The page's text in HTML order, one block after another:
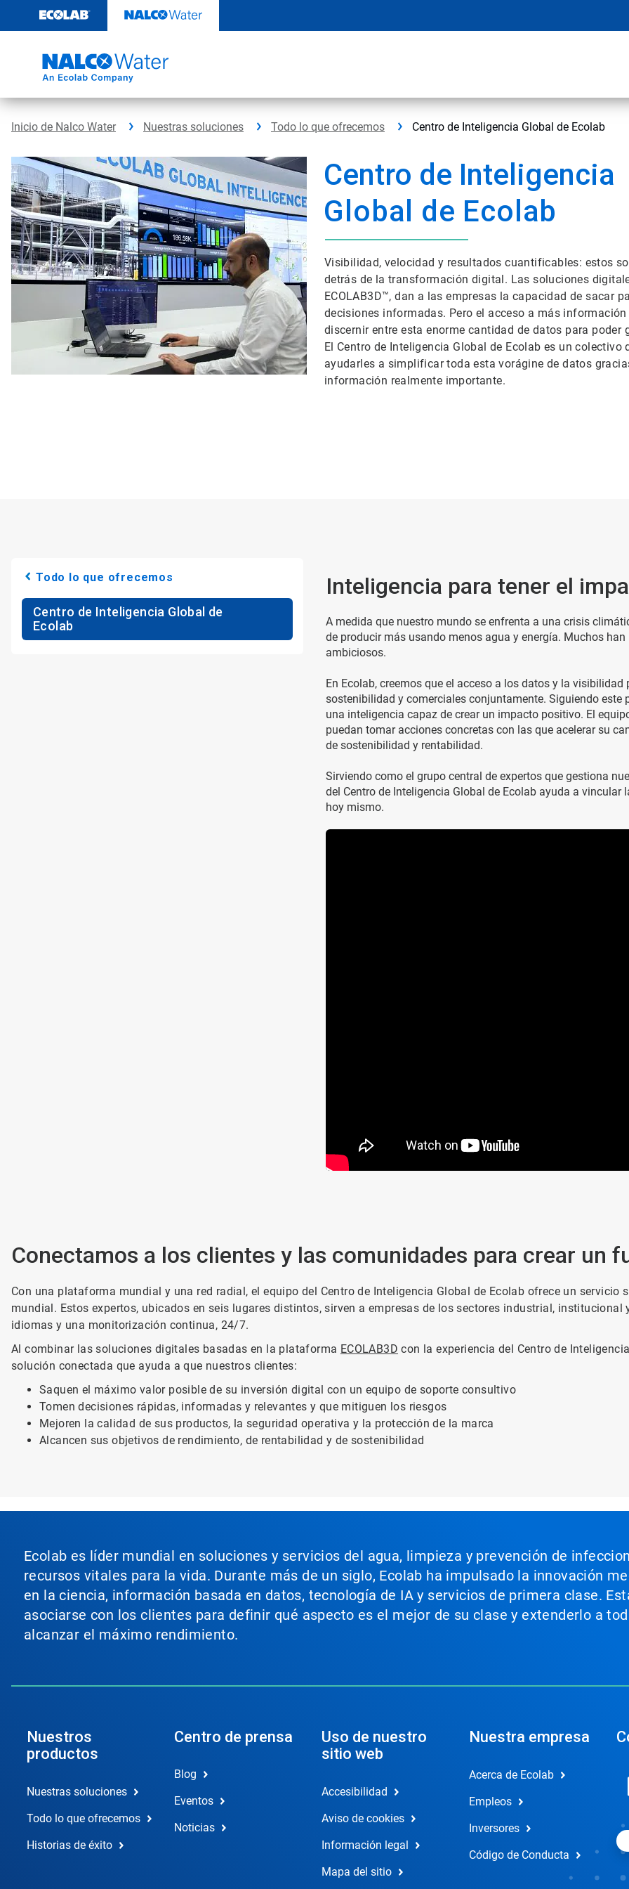
contenido
Inicio de Nalco Water Nuestras soluciones Todo lo que ofrecemos Centro de Inteligencia Global de Ecolab
Centro de Inteligencia
Global de Ecolab
Visibilidad, velocidad y resultados cuantificables: estos
detrás de la transformación digital. Las soluciones
ECOLAB3D™, dan a las empresas la capacidad de sacar
decisiones informadas. Pero el acceso a más
discernir entre esta enorme cantidad de datos para
El Centro de Inteligencia Global de Ecolab es un
ayudarles a simplificar toda esta vorágine de datos
información realmente importante.
Todo lo que ofrecemos
Centro de Inteligencia Global de
Ecolab
Inteligencia para tener el
A medida que nuestro mundo se enfrenta a una crisis
de producir más usando menos agua y energía. Muchos
ambiciosos.
En Ecolab, creemos que el acceso a los datos y la
sostenibilidad y comerciales conjuntamente. Siguiendo este
una inteligencia capaz de crear un impacto positivo. El
puedan tomar acciones concretas con las que acelerar su
de sostenibilidad y rentabilidad.
Sirviendo como el grupo central de expertos que gestiona
del Centro de Inteligencia Global de Ecolab ayuda a
hoy mismo.
Conectamos a los clientes y las comunidades para crear un
Con una plataforma mundial y una red radial, el equipo del Centro de Inteligencia Global de Ecolab ofrece un servicio
mundial. Estos expertos, ubicados en seis lugares distintos, sirven a empresas de los sectores industrial,
idiomas y una monitorización continua, 24/7.
Al combinar las soluciones digitales basadas en la plataforma ECOLAB3D con la experiencia del Centro de
solución conectada que ayuda a que nuestros clientes:
Saquen el máximo valor posible de su inversión digital con un equipo de soporte consultivo
Tomen decisiones rápidas, informadas y relevantes y que mitiguen los riesgos
Mejoren la calidad de sus productos, la seguridad operativa y la protección de la marca
Alcancen sus objetivos de rendimiento, de rentabilidad y de sostenibilidad
Ecolab es líder mundial en soluciones y servicios del agua, limpieza y prevención de
recursos vitales para la vida. Durante más de un siglo, Ecolab ha impulsado la innovación
en la ciencia, información basada en datos, tecnología de IA y servicios de primera clase.
asociarse con los clientes para definir qué aspecto es el mejor de su clase y extenderlo a
alcanzar el máximo rendimiento.
Nuestros
productos
Nuestras soluciones
Todo lo que ofrecemos
Historias de éxito
Centro de prensa
Blog
Eventos
Noticias
Uso de nuestro
sitio web
Accesibilidad
Aviso de cookies
Información legal
Mapa del sitio
Nuestra empresa
Acerca de Ecolab
Empleos
Inversores
Código de Conducta